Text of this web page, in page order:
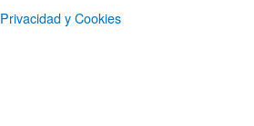
Privacidad y Cookies